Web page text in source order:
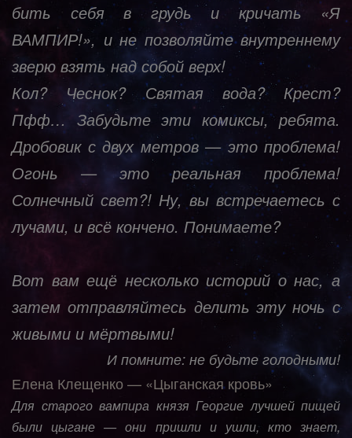
бить себя в грудь и кричать «Я
ВАМПИР!», и не позволяйте внутреннему
зверю взять над собой верх!
Кол? Чеснок? Святая вода? Крест?
Пфф… Забудьте эти комиксы, ребята.
Дробовик с двух метров — это проблема!
Огонь — это реальная проблема!
Солнечный свет?! Ну, вы встречаетесь с
лучами, и всё кончено. Понимаете?
Вот вам ещё несколько историй о нас, а
затем отправляйтесь делить эту ночь с
живыми и мёртвыми!
И помните: не будьте голодными!
Елена Клещенко — «Цыганская кровь»
Для старого вампира князя Георгие лучшей пищей
были цыгане — они пришли и ушли, кто знает,